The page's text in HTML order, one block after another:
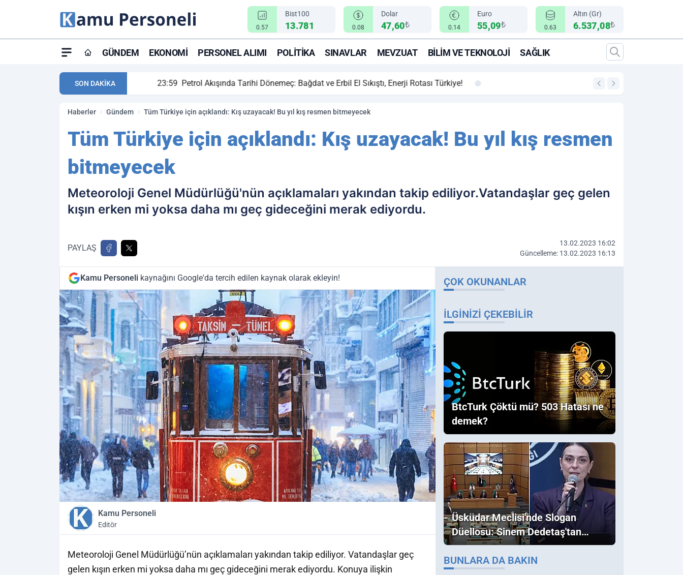
0.57
Bist100
13.781 0.08
Dolar
47,60₺ 0.14
Euro
55,09₺ 0.63
Altın (Gr)
6.537,08₺
GÜNDEM EKONOMI PERSONEL ALIMI POLITIKA SINAVLAR MEVZUAT BILIM VE TEKNOLOJI SAĞLIK
SON DAKİKA
maç özeti ve golleri! Petrol Akışında Tarihi Dönemeç: Bağdat ve Erbil El Sıkıştı, Enerji Rotası Türkiye! 00:12
Haberler Gündem Tüm Türkiye için açıklandı: Kış uzayacak! Bu yıl kış resmen bitmeyecek
Tüm Türkiye için açıklandı: Kış uzayacak! Bu yıl kış resmen
bitmeyecek
Meteoroloji Genel Müdürlüğü'nün açıklamaları yakından takip ediliyor.Vatandaşlar geç gelen
kışın erken mi yoksa daha mı geç gideceğini merak ediyordu.
PAYLAŞ
13.02.2023 16:02
Güncelleme: 13.02.2023 16:13
Kamu Personeli kaynağını Google'da tercih edilen kaynak olarak ekleyin!
Kamu Personeli
Editör
Meteoroloji Genel Müdürlüğü’nün açıklamaları yakından takip ediliyor. Vatandaşlar geç
gelen kışın erken mi yoksa daha mı geç gideceğini merak ediyordu. Konuya ilişkin
ÇOK OKUNANLAR
İLGINIZI ÇEKEBILIR
BtcTurk Çöktü mü? 503 Hatası ne
demek?
Üsküdar Meclisi'nde Slogan
Düellosu: Sinem Dedetaş'tan
Ezber Bozan "Erdoğan" ve
"İmamoğlu" Çıkışı!
BUNLARA DA BAKIN